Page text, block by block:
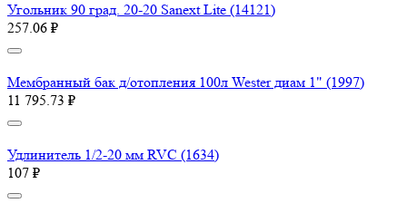
Угольник 90 град. 20-20 Sanext Lite (14121)
257.06 ₽
Мембранный бак д/отопления 100л Wester диам 1" (1997)
11 795.73 ₽
Удлинитель 1/2-20 мм RVC (1634)
107 ₽